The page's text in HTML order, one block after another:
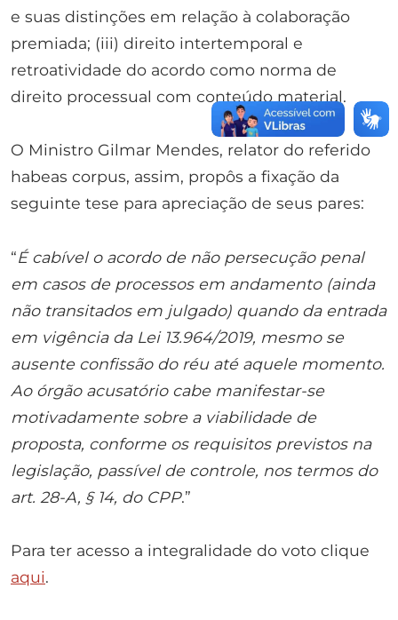
e suas distinções em relação à colaboração
premiada; (iii) direito intertemporal e
retroatividade do acordo como norma de
direito processual com conteúdo material.
O Ministro Gilmar Mendes, relator do referido
habeas corpus, assim, propôs a fixação da
seguinte tese para apreciação de seus pares:
“É cabível o acordo de não persecução penal
em casos de processos em andamento (ainda
não transitados em julgado) quando da entrada
em vigência da Lei 13.964/2019, mesmo se
ausente confissão do réu até aquele momento.
Ao órgão acusatório cabe manifestar-se
motivadamente sobre a viabilidade de
proposta, conforme os requisitos previstos na
legislação, passível de controle, nos termos do
art. 28-A, § 14, do CPP.”
Para ter acesso a integralidade do voto clique
aqui.